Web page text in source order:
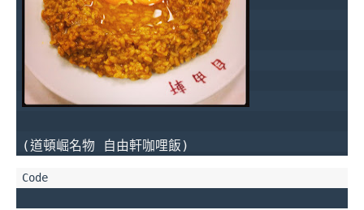
(道頓崛名物 自由軒咖哩飯)